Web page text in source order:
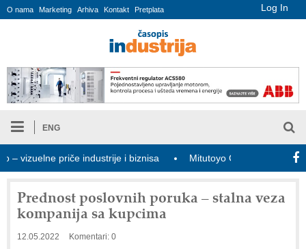
Log In
O nama Marketing Arhiva Kontakt Pretplata
ENG
priče industrije i biznisa Mitutoyo Crysta-Apex V PLUS:
Prednost poslovnih poruka – stalna veza
kompanija sa kupcima
12.05.2022 Komentari: 0